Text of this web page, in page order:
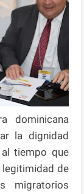
dominicana
la dignidad
tiempo que
legitimidad de
migratorios